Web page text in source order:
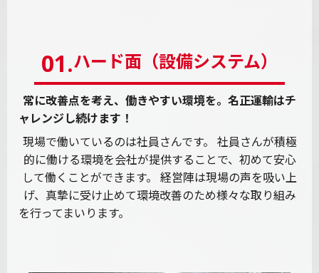
01.ハード面（設備システム）
常に改善点を考え、働きやすい環境を。 名正運輸はチ
ャレンジし続けます！
現場で働いているのは社員さんです。
社員さんが積極
的に働ける環境を会社が提供することで、初めて安心
して働くことができます。
経営陣は現場の声を吸い上
げ、真摯に受け止めて環境改善のため様々な取り組み
を行ってまいります。